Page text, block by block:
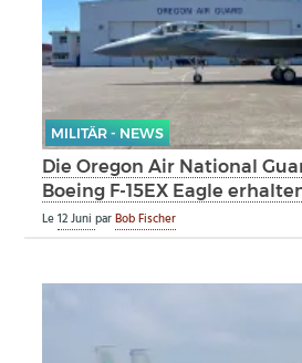
MILITÄR - NEWS
Die Oregon Air National
Boeing F-15EX Eagle
Le12 JuniparBob Fischer